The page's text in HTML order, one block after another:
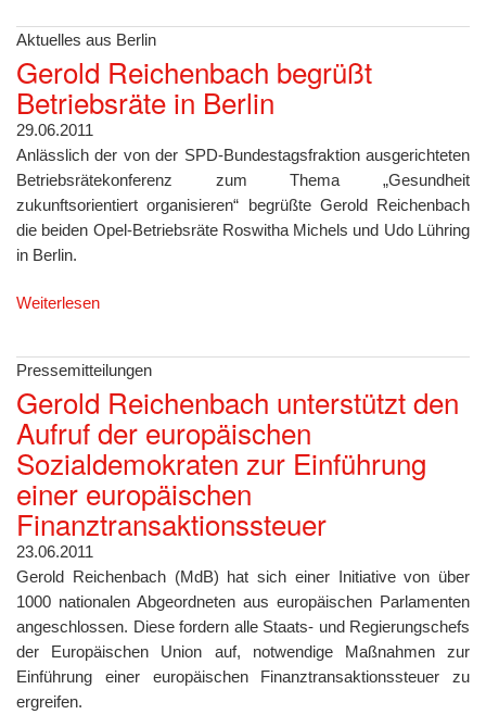
Aktuelles aus Berlin
Gerold Reichenbach begrüßt
Betriebsräte in Berlin
29.06.2011
Anlässlich der von der SPD-Bundestagsfraktion ausgerichteten
Betriebsrätekonferenz zum Thema „Gesundheit
zukunftsorientiert organisieren“ begrüßte Gerold Reichenbach
die beiden Opel-Betriebsräte Roswitha Michels und Udo Lühring
in Berlin.
Weiterlesen
Pressemitteilungen
Gerold Reichenbach unterstützt den
Aufruf der europäischen
Sozialdemokraten zur Einführung
einer europäischen
Finanztransaktionssteuer
23.06.2011
Gerold Reichenbach (MdB) hat sich einer Initiative von über
1000 nationalen Abgeordneten aus europäischen Parlamenten
angeschlossen. Diese fordern alle Staats- und Regierungschefs
der Europäischen Union auf, notwendige Maßnahmen zur
Einführung einer europäischen Finanztransaktionssteuer zu
ergreifen.